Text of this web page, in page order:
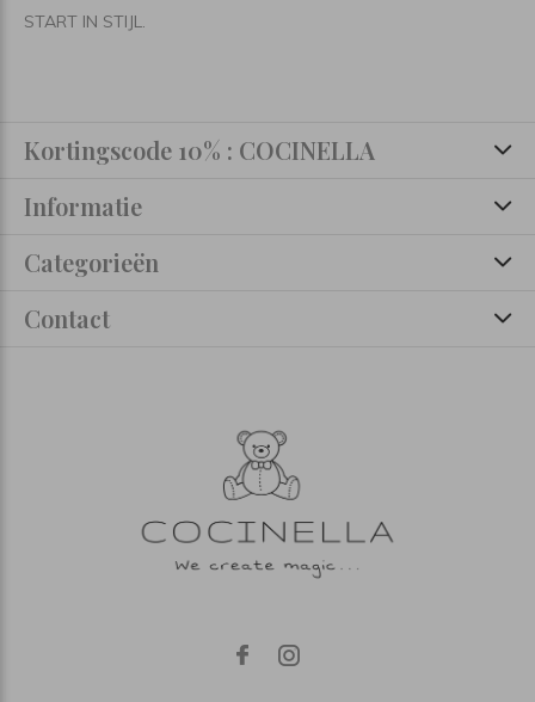
START IN STIJL.
Kortingscode 10% : COCINELLA
Informatie
Categorieën
Contact